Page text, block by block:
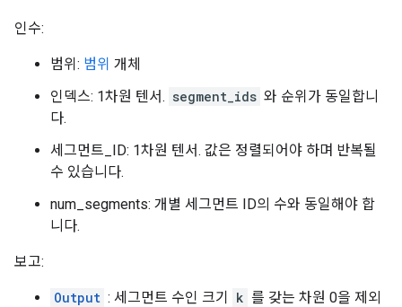
인수:
범위: 범위 개체
인덱스: 1차원 텐서. segment_ids 와 순위가 동일합니
다.
세그먼트_ID: 1차원 텐서. 값은 정렬되어야 하며 반복될
수 있습니다.
num_segments: 개별 세그먼트 ID의 수와 동일해야 합
니다.
보고:
Output : 세그먼트 수인 크기 k 를 갖는 차원 0을 제외